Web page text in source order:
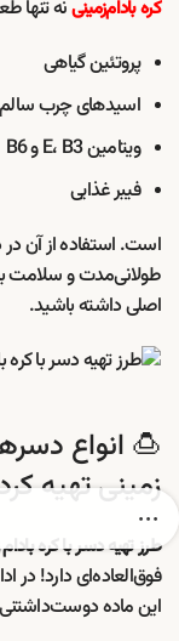
کره بادام‌زمینینه تنها
پروتئین گیاهی
اسیدهای چرب سالم
ویتامین E، B3 و B6
فیبر غذایی
است. استفاده از آن
طولانی‌مدت و سلامت
اصلی داشته باشید.
🍮 انواع
زمینی تهیه
طرز تهیه دسر با کره
فوق‌العاده‌ای دارد! در
این ماده دوست‌داشتنی